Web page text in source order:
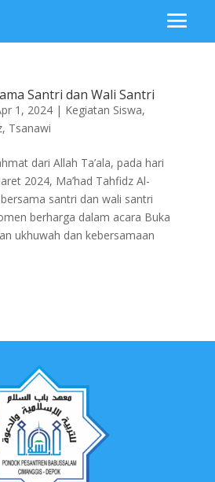
Santri dan Wali Santri
1, 2024| Kegiatan Siswa,
, Tsanawi
dari Allah Ta’ala, pada hari
2024, Ma’had Tahfidz Al-
santri dan wali santri
berharga dalam acara Buka
ukhuwah dan kebersamaan